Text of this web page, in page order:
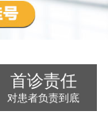
首诊责任
对患者负责到底